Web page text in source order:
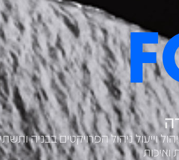
וייעול ניהול הפרויקטים בבניה